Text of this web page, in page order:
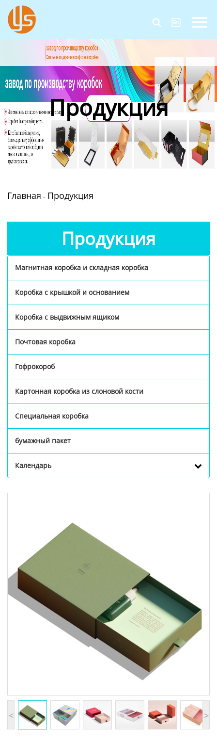
 
Главная
Продукция
О Нас
Контакты Продукция
Главная - Продукция
Продукция
Магнитная коробка и складная коробка
Коробка с крышкой и основанием
Коробка с выдвижным ящиком
Почтовая коробка
Гофрокороб
Картонная коробка из слоновой кости
Специальная коробка
бумажный пакет
Календарь
< >